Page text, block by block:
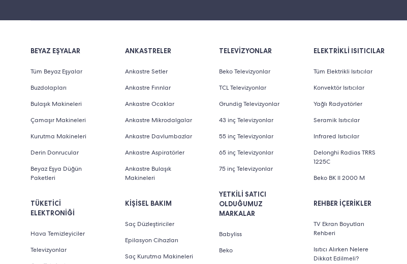
BEYAZ EŞYALAR
Tüm Beyaz Eşyalar
Buzdolapları
Bulaşık Makineleri
Çamaşır Makineleri
Kurutma Makineleri
Derin Donrucular
Beyaz Eşya Düğün
Paketleri
TÜKETİCİ
ELEKTRONİĞİ
Hava Temizleyiciler
Televizyonlar
ANKASTRELER
Ankastre Setler
Ankastre Fırınlar
Ankastre Ocaklar
Ankastre Mikrodalgalar
Ankastre Davlumbazlar
Ankastre Aspiratörler
Ankastre Bulaşık
Makineleri
KİŞİSEL BAKIM
Saç Düzleştiriciler
Epilasyon Cihazları
Saç Kurutma Makineleri
TELEVİZYONLAR
Beko Televizyonlar
TCL Televizyonlar
Grundig Televizyonlar
43 inç Televizyonlar
55 inç Televizyonlar
65 inç Televizyonlar
75 inç Televizyonlar
YETKİLİ SATICI
OLDUĞUMUZ
MARKALAR
Babyliss
Beko
ELEKTRİKLİ ISITICILAR
Tüm Elektrikli Isıtıcılar
Konvektör Isıtıcılar
Yağlı Radyatörler
Seramik Isıtıcılar
Infrared Isıtıcılar
Delonghi Radias TRRS
1225C
Beko BK II 2000 M
REHBER İÇERİKLER
TV Ekran Boyutları
Rehberi
Isıtıcı Alırken Nelere
Dikkat Edilmeli?